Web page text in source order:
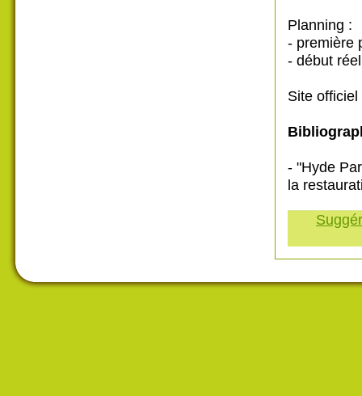
Planning :
- première
- début
Site
- "Hyde
la